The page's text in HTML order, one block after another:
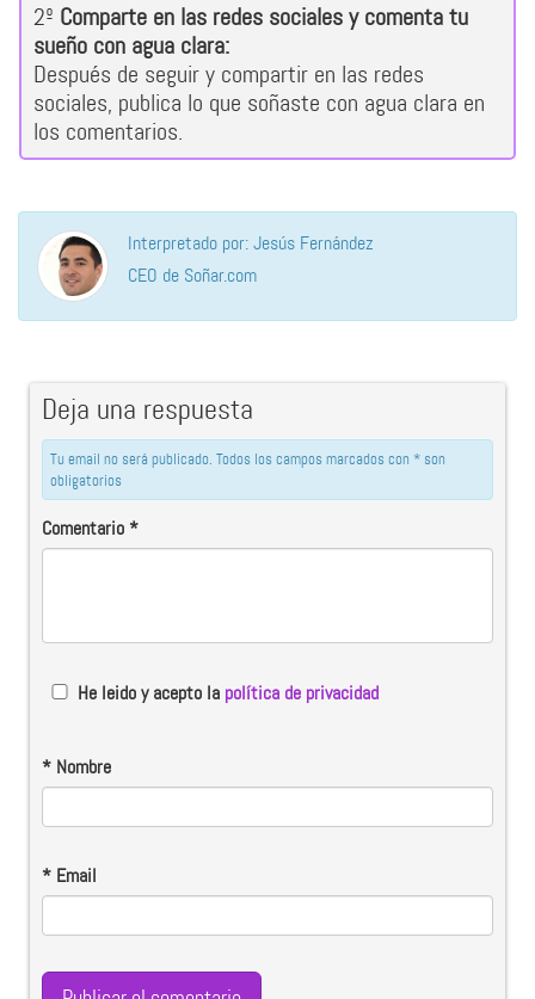
2º Comparte en las redes sociales y comenta tu
sueño con agua clara:
Después de seguir y compartir en las redes
sociales, publica lo que soñaste con agua clara en
los comentarios.
Interpretado por: Jesús Fernández
CEO de Soñar.com
Deja una respuesta
Tu email no será publicado. Todos los campos marcados con * son
obligatorios
Comentario*
He leido y acepto la política de privacidad
* Nombre
* Email